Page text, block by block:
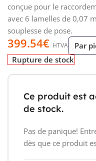
conçue pour le
avec 6 lamelles de 0,07
souplesse de pose.
399.54€ HTVA Par
Rupture de stock
Ce produit est
de stock.
Pas de panique!
dès que ce produit